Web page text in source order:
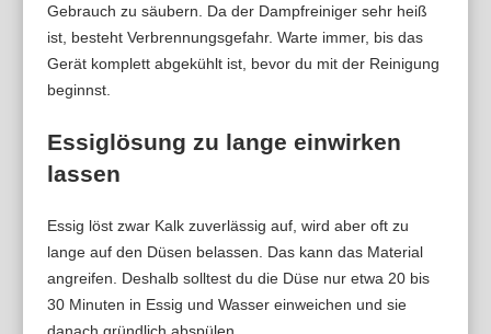
Gebrauch zu säubern. Da der Dampfreiniger sehr heiß
ist, besteht Verbrennungsgefahr. Warte immer, bis das
Gerät komplett abgekühlt ist, bevor du mit der Reinigung
beginnst.
Essiglösung zu lange einwirken
lassen
Essig löst zwar Kalk zuverlässig auf, wird aber oft zu
lange auf den Düsen belassen. Das kann das Material
angreifen. Deshalb solltest du die Düse nur etwa 20 bis
30 Minuten in Essig und Wasser einweichen und sie
danach gründlich abspülen.